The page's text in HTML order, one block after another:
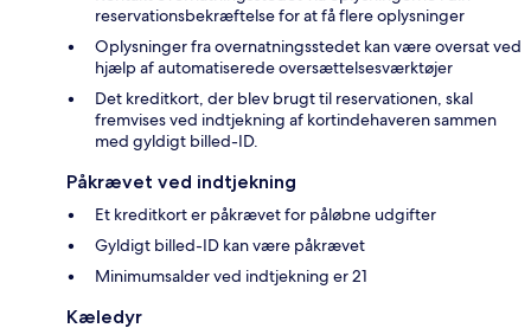
reservationsbekræftelse for at få flere oplysninger
Oplysninger fra overnatningsstedet kan være oversat ved
hjælp af automatiserede oversættelsesværktøjer
Det kreditkort, der blev brugt til reservationen, skal
fremvises ved indtjekning af kortindehaveren sammen
med gyldigt billed-ID.
Påkrævet ved indtjekning
Et kreditkort er påkrævet for påløbne udgifter
Gyldigt billed-ID kan være påkrævet
Minimumsalder ved indtjekning er 21
Kæledyr